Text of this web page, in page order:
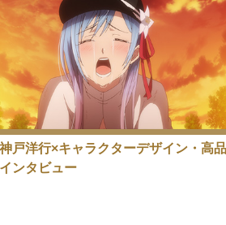
戸洋行×キャラクターデザイン・高
ンタビュー